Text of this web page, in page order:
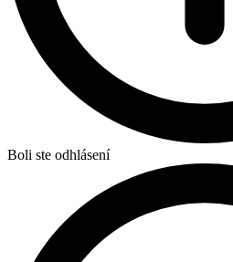
Boli ste odhlásení